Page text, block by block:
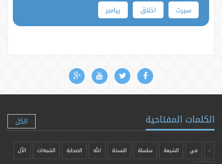
سیرت اخلاق پیامبر
الكلمات المفتاحية الكل
- في الشيعة سلسلة النسخة الله الصحابة الشبهات الآل